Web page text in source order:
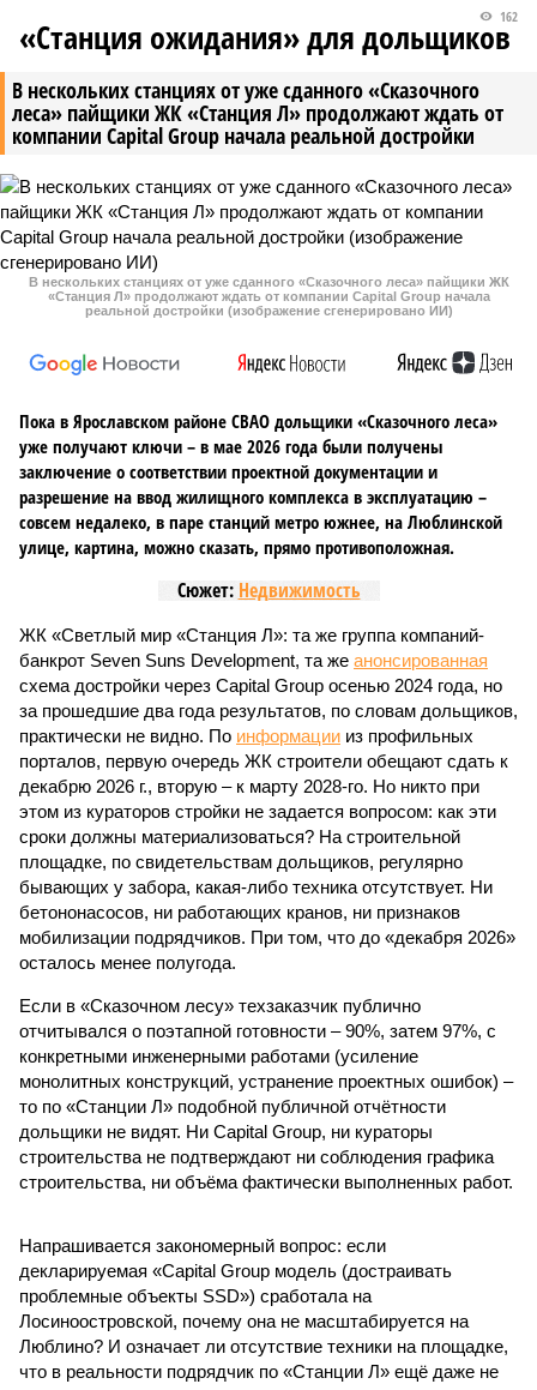
В нескольких станциях от уже сданного «Сказочного
леса» пайщики ЖК «Станция Л» продолжают ждать от
компании Capital Group начала реальной достройки
162
«Станция ожидания» для дольщиков
В нескольких станциях от уже сданного «Сказочного леса» пайщики ЖК
«Станция Л» продолжают ждать от компании Capital Group начала
реальной достройки (изображение сгенерировано ИИ)
Пока в Ярославском районе СВАО дольщики «Сказочного леса»
уже получают ключи – в мае 2026 года были получены
заключение о соответствии проектной документации и
разрешение на ввод жилищного комплекса в эксплуатацию –
совсем недалеко, в паре станций метро южнее, на Люблинской
улице, картина, можно сказать, прямо противоположная.
Сюжет: Недвижимость
ЖК «Светлый мир «Станция Л»: та же группа компаний-
банкрот Seven Suns Development, та же анонсированная
схема достройки через Capital Group осенью 2024 года, но
за прошедшие два года результатов, по словам дольщиков,
практически не видно. По информации из профильных
порталов, первую очередь ЖК строители обещают сдать к
декабрю 2026 г., вторую – к марту 2028-го. Но никто при
этом из кураторов стройки не задается вопросом: как эти
сроки должны материализоваться? На строительной
площадке, по свидетельствам дольщиков, регулярно
бывающих у забора, какая-либо техника отсутствует. Ни
бетононасосов, ни работающих кранов, ни признаков
мобилизации подрядчиков. При том, что до «декабря 2026»
осталось менее полугода.
Если в «Сказочном лесу» техзаказчик публично
отчитывался о поэтапной готовности – 90%, затем 97%, с
конкретными инженерными работами (усиление
монолитных конструкций, устранение проектных ошибок) –
то по «Станции Л» подобной публичной отчётности
дольщики не видят. Ни Capital Group, ни кураторы
строительства не подтверждают ни соблюдения графика
строительства, ни объёма фактически выполненных работ.
Напрашивается закономерный вопрос: если
декларируемая «Capital Group модель (достраивать
проблемные объекты SSD») сработала на
Лосиноостровской, почему она не масштабируется на
Люблино? И означает ли отсутствие техники на площадке,
что в реальности подрядчик по «Станции Л» ещё даже не